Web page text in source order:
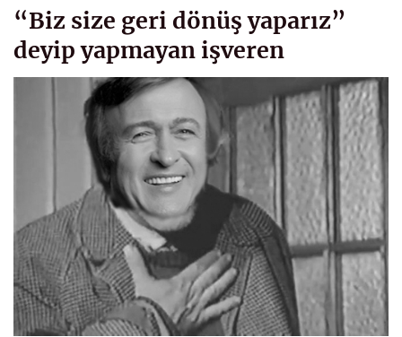
“Biz size geri dönüş yaparız”
deyip yapmayan işveren